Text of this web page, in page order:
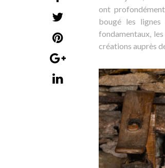
ont
bougé les lignes
fondamentaux,
créations auprès